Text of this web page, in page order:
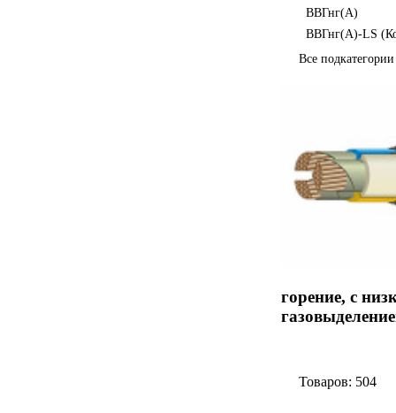
ВВГнг(А)
ВВГнг(А)-LS
Все
горение, с
Товаров: 504